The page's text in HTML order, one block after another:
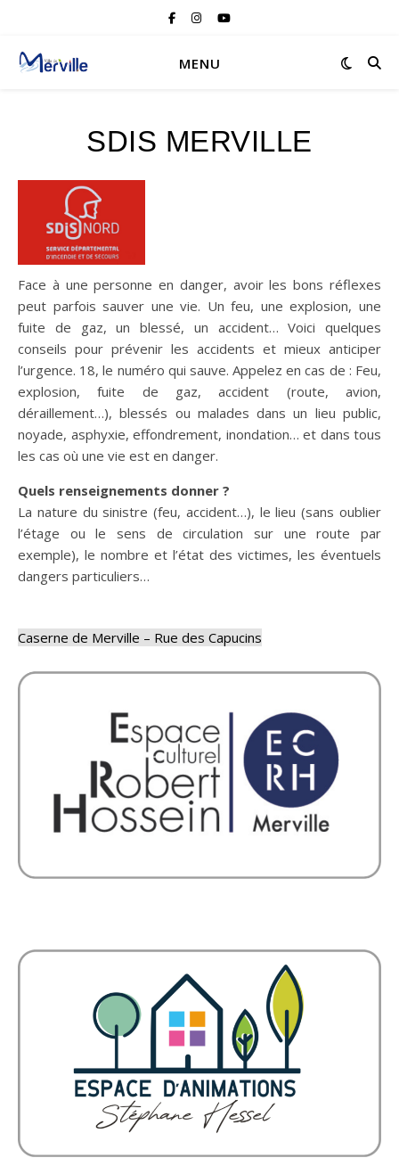
MENU
SDIS MERVILLE
Face à une personne en danger, avoir les bons réflexes
peut parfois sauver une vie. Un feu, une explosion, une
fuite de gaz, un blessé, un accident… Voici quelques
conseils pour prévenir les accidents et mieux anticiper
l’urgence. 18, le numéro qui sauve. Appelez en cas de : Feu,
explosion, fuite de gaz, accident (route, avion,
déraillement…), blessés ou malades dans un lieu public,
noyade, asphyxie, effondrement, inondation… et dans tous
les cas où une vie est en danger.
Quels renseignements donner ?
La nature du sinistre (feu, accident…), le lieu (sans oublier
l’étage ou le sens de circulation sur une route par
exemple), le nombre et l’état des victimes, les éventuels
dangers particuliers…
Caserne de Merville – Rue des Capucins